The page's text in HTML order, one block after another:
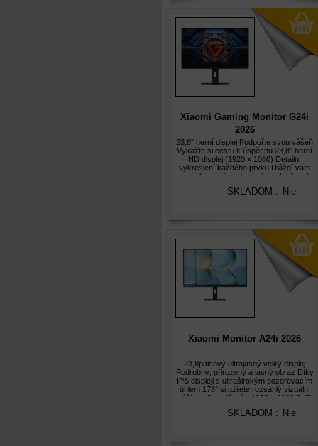
Xiaomi Gaming Monitor G24i
2026
23,8" herní displej Podpořte svou vášeň
Vykažte si cestu k úspěchu 23,8" herní
HD displej (1920 × 1080) Detailní
vykreslení každého prvku Dláždí vám
cestu k triumfu v dynamických bitvách
frekvence Rychlá odezva 1 ms
SKLADOM : Nie
Xiaomi Monitor A24i 2026
23,8palcový ultrajasný velký displej
Podrobný, přirozený a jasný obraz Díky
IPS displeji s ultraširokým pozorovacím
úhlem 178° si užijete rozsáhlý vizuální
zážitek. S rozlišením 1920 x 1080 FHD
od složitých datový
SKLADOM : Nie